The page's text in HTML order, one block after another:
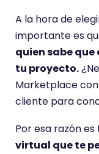
A la hora de
importante es
quien sabe
tu proyecto.
Marketplace
cliente para
Por esa razón
virtual que te